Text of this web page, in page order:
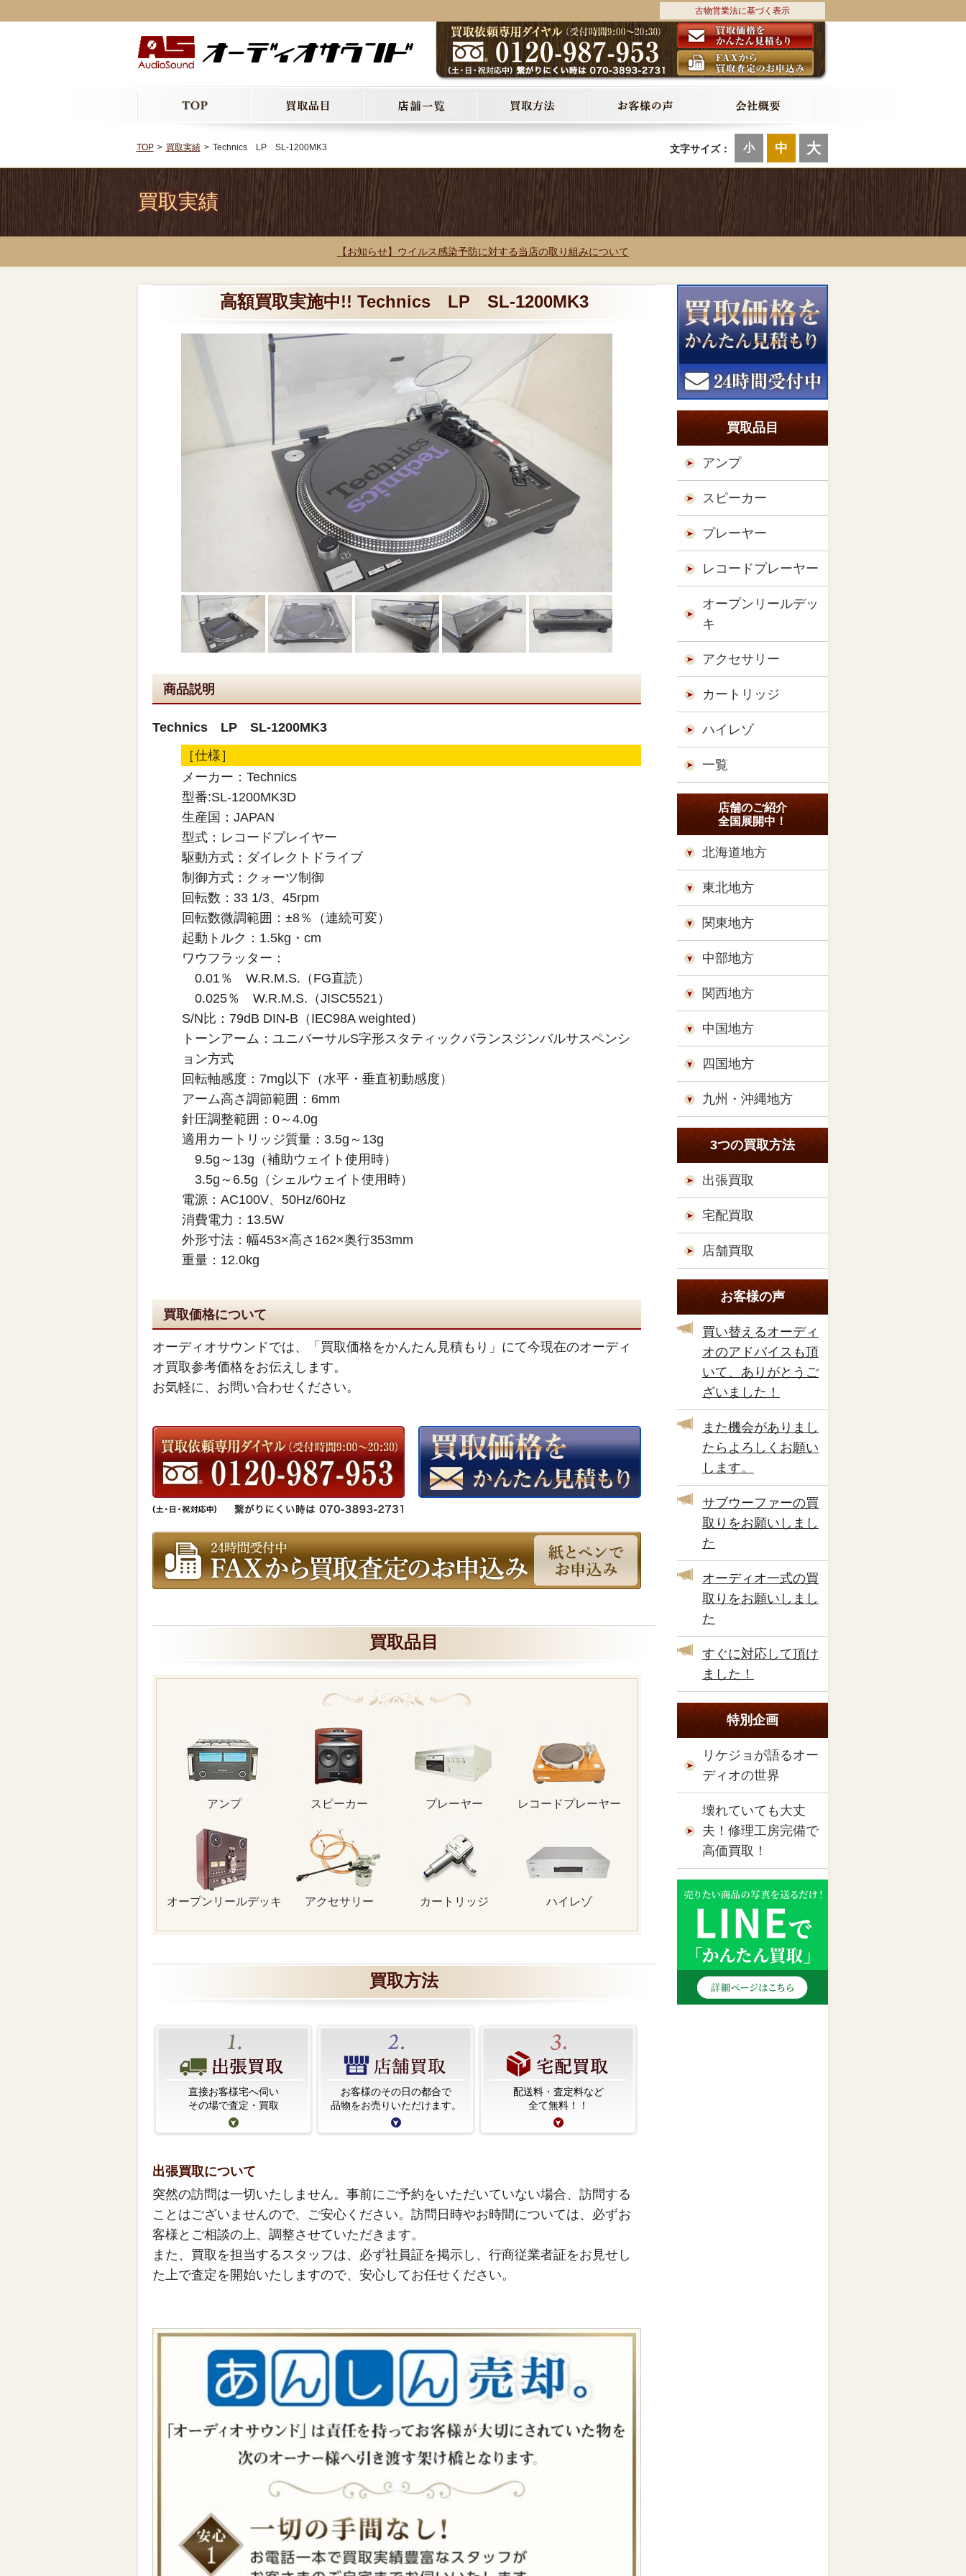
古物営業法に基づく表示
文字サイズ： 小 中 大
TOP 買取実績 Technics LP SL-1200MK3
買取実績
【お知らせ】ウイルス感染予防に対する当店の取り組みについて
高額買取実施中!! Technics LP SL-1200MK3
商品説明
Technics LP SL-1200MK3
［仕様］
メーカー：Technics
型番:SL-1200MK3D
生産国：JAPAN
型式：レコードプレイヤー
駆動方式：ダイレクトドライブ
制御方式：クォーツ制御
回転数：33 1/3、45rpm
回転数微調範囲：±8％（連続可変）
起動トルク：1.5kg・cm
ワウフラッター：
0.01％ W.R.M.S.（FG直読）
0.025％ W.R.M.S.（JISC5521）
S/N比：79dB DIN-B（IEC98A weighted）
トーンアーム：ユニバーサルS字形スタティックバランスジンバルサスペンシ
ョン方式
回転軸感度：7mg以下（水平・垂直初動感度）
アーム高さ調節範囲：6mm
針圧調整範囲：0～4.0g
適用カートリッジ質量：3.5g～13g
9.5g～13g（補助ウェイト使用時）
3.5g～6.5g（シェルウェイト使用時）
電源：AC100V、50Hz/60Hz
消費電力：13.5W
外形寸法：幅453×高さ162×奥行353mm
重量：12.0kg
買取価格について
オーディオサウンドでは、「買取価格をかんたん見積もり」にて今現在のオーディ
オ買取参考価格をお伝えします。
お気軽に、お問い合わせください。
買取品目
アンプ スピーカー プレーヤー レコードプレーヤー
オープンリールデッキ アクセサリー カートリッジ ハイレゾ
買取方法
直接お客様宅へ伺い
その場で査定・買取
お客様のその日の都合で
品物をお売りいただけます。
配送料・査定料など
全て無料！！
出張買取について
突然の訪問は一切いたしません。事前にご予約をいただいていない場合、訪問する
ことはございませんので、ご安心ください。訪問日時やお時間については、必ずお
客様とご相談の上、調整させていただきます。
また、買取を担当するスタッフは、必ず社員証を掲示し、行商従業者証をお見せし
た上で査定を開始いたしますので、安心してお任せください。
買取品目
アンプ
スピーカー
プレーヤー
レコードプレーヤー
オープンリールデッ
キ
アクセサリー
カートリッジ
ハイレゾ
一覧
店舗のご紹介
全国展開中！
北海道地方
東北地方
関東地方
中部地方
関西地方
中国地方
四国地方
九州・沖縄地方
3つの買取方法
出張買取
宅配買取
店舗買取
お客様の声
買い替えるオーディ
オのアドバイスも頂
いて、ありがとうご
ざいました！
また機会がありまし
たらよろしくお願い
します。
サブウーファーの買
取りをお願いしまし
た
オーディオ一式の買
取りをお願いしまし
た
すぐに対応して頂け
ました！
特別企画
リケジョが語るオー
ディオの世界
壊れていても大丈
夫！修理工房完備で
高価買取！